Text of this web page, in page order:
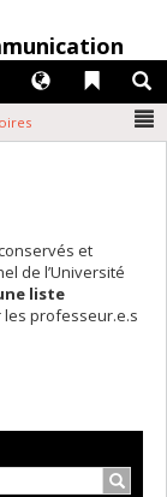
Liens
Langues
et
de l’Université
liste
professeur.e.s